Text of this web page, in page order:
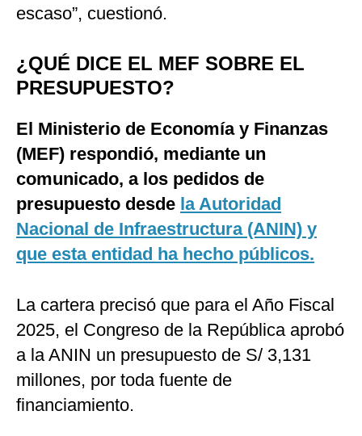
escaso”, cuestionó.
¿QUÉ DICE EL MEF SOBRE EL
PRESUPUESTO?
El Ministerio de Economía y Finanzas
(MEF) respondió, mediante un
comunicado, a los pedidos de
presupuesto desde la Autoridad
Nacional de Infraestructura (ANIN) y
que esta entidad ha hecho públicos.
La cartera precisó que para el Año Fiscal
2025, el Congreso de la República aprobó
a la ANIN un presupuesto de S/ 3,131
millones, por toda fuente de
financiamiento.